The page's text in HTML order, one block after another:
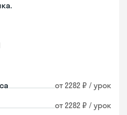
от 2282 ₽ / урок
от 2282 ₽ / урок